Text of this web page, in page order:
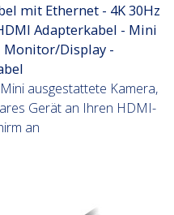
mit Ethernet - 4K 30Hz
Adapterkabel - Mini
Monitor/Display -
ausgestattete Kamera,
Gerät an Ihren HDMI-
an